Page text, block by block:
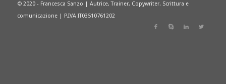
© 2020 - Francesca Sanzo | Autrice, Trainer, Copywriter. Scrittura e
comunicazione | P.IVA IT03510761202